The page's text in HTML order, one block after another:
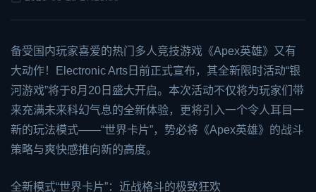
备受国内玩家喜爱的热门多人竞技游戏《Apex英雄》又有
大动作！Electronic Arts日前正式宣布，其全新限时活动“银
河游戏”将于8月20日盛大开启。本次活动不仅将为玩家们带
来充满未来科幻气息的全新体验，更将引入一个令人耳目一
新的玩法模式——“世界卡片”，势必将《Apex英雄》的战斗
策略与爽快感推向新的高度。
全新模式“世界卡片”：近战格斗的极致狂欢